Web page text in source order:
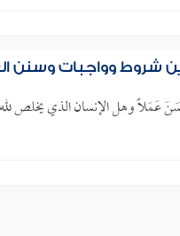
شروط وواجبات وسنن
عَمَلًا وهل الإنسان الذي يخلص